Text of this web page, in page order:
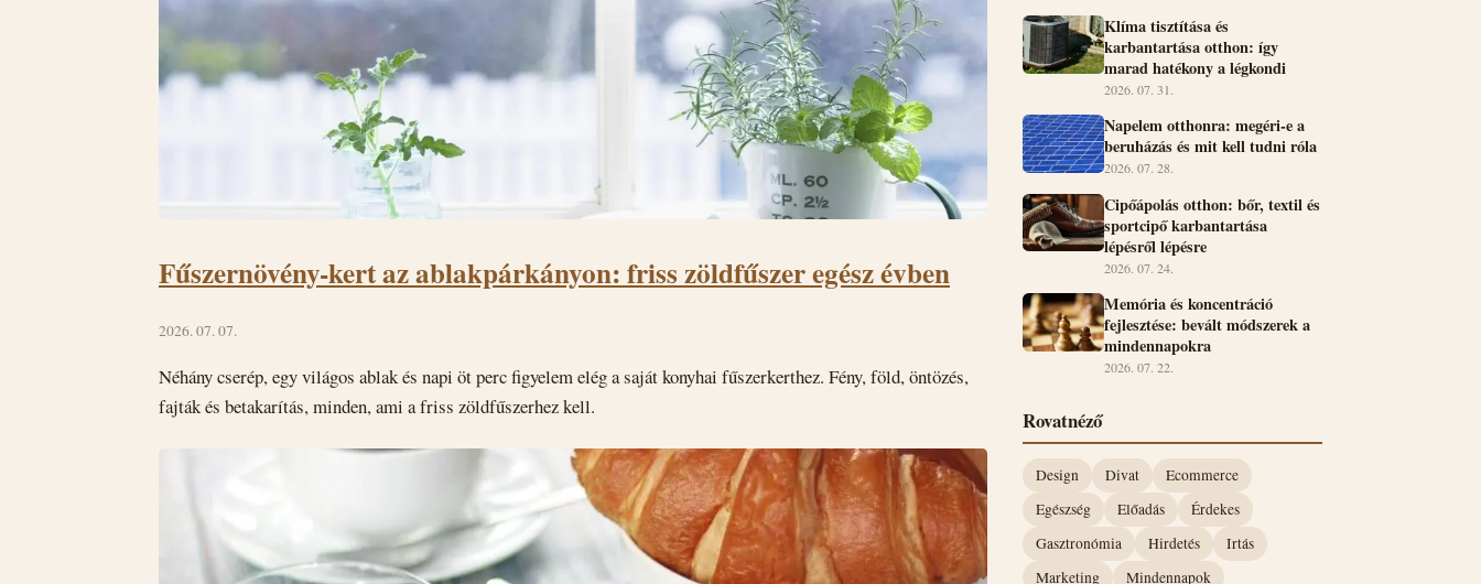
Fűszernövény-kert az ablakpárkányon: friss zöldfűszer egész évben
2026. 07. 07.
Néhány cserép, egy világos ablak és napi öt perc figyelem elég a saját konyhai fűszerkerthez. Fény, föld, öntözés,
fajták és betakarítás, minden, ami a friss zöldfűszerhez kell.
Klíma tisztítása és
karbantartása otthon: így
marad hatékony a légkondi
2026. 07. 31.
Napelem otthonra: megéri-e a
beruházás és mit kell tudni róla
2026. 07. 28.
Cipőápolás otthon: bőr, textil és
sportcipő karbantartása
lépésről lépésre
2026. 07. 24.
Memória és koncentráció
fejlesztése: bevált módszerek a
mindennapokra
2026. 07. 22.
Rovatnéző
Design Divat
Ecommerce
Egészség
Előadás
Érdekes
Gasztronómia
Hirdetés
Irtás
Marketing
Mindennapok